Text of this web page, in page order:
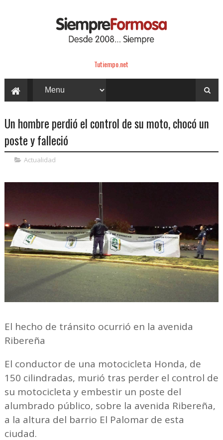
Tutiempo.net
Un hombre perdió el control de su moto, chocó un
poste y falleció
Actualidad
El hecho de tránsito ocurrió en la avenida
Ribereña
El conductor de una motocicleta Honda, de
150 cilindradas, murió tras perder el control de
su motocicleta y embestir un poste del
alumbrado público, sobre la avenida Ribereña,
a la altura del barrio El Palomar de esta
ciudad.